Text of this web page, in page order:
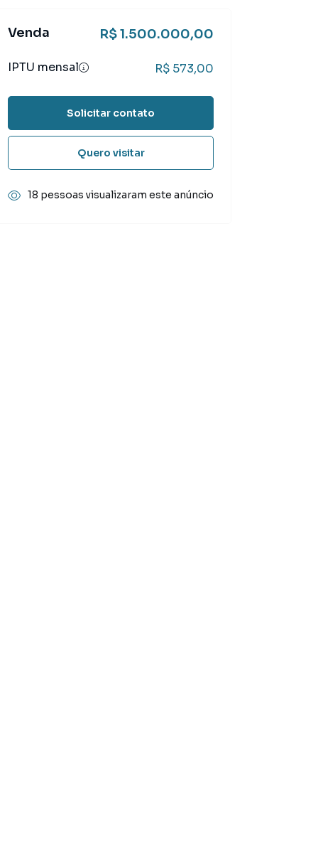
Venda R$ 1.500.000,00
IPTU mensal R$ 573,00
Solicitar contato
Quero visitar
18 pessoas visualizaram este anúncio